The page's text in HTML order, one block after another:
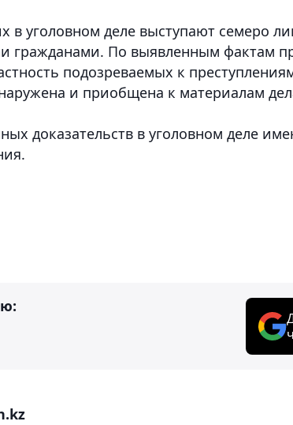
в уголовном деле выступают семеро
гражданами. По выявленным фактам
подозреваемых к
и приобщена к материалам
доказательств в уголовном деле